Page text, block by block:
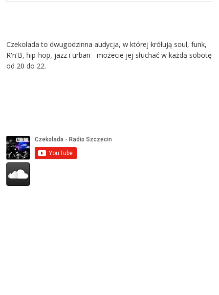
Czekolada to dwugodzinna audycja, w której królują soul, funk,
R'n'B, hip-hop, jazz i urban - możecie jej słuchać w każdą sobotę
od 20 do 22.